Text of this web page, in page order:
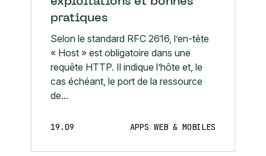
pratiques
Selon le standard RFC 2616, l’en-tête
« Host » est obligatoire dans une
requête HTTP. Il indique l’hôte et, le
cas échéant, le port de la ressource
de...
19.09 APPS WEB & MOBILES